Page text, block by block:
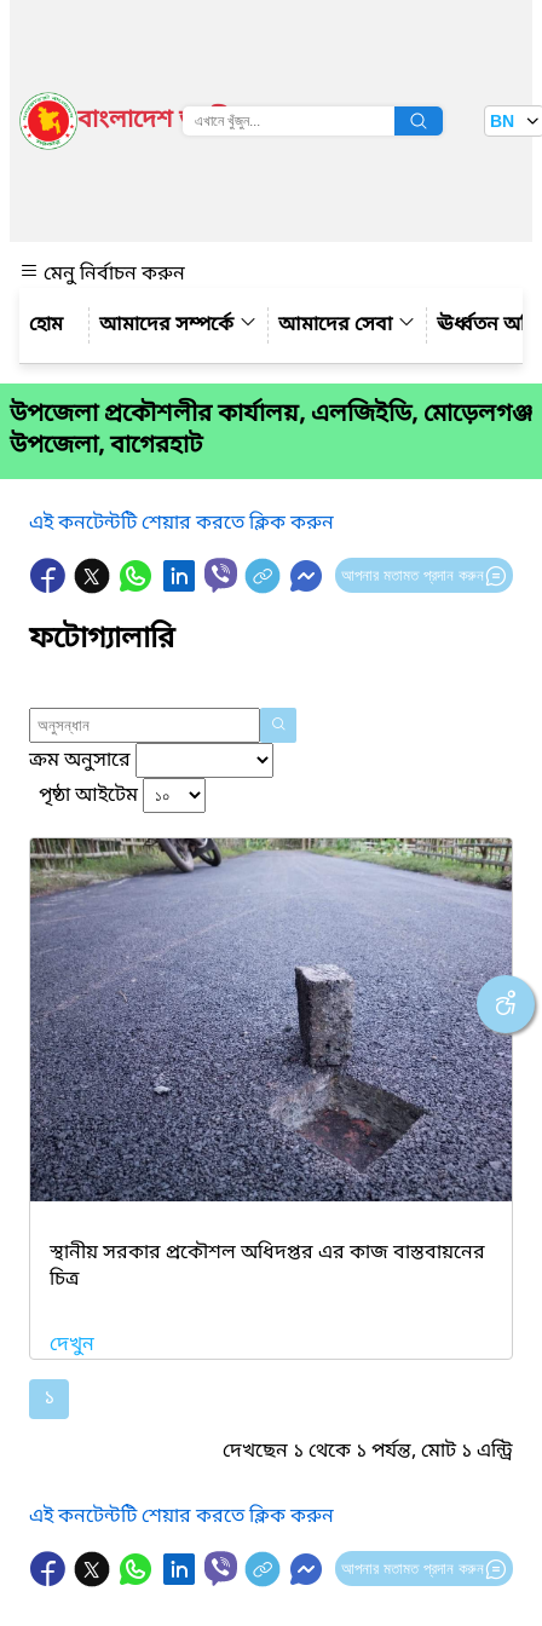
বাংলাদেশ জাতীয় তথ্য বাতায়ন BN
মেনু নির্বাচন করুন
আমাদের সম্পর্কে
আমাদের সেবা ঊর্ধ্বতন
উপজেলা প্রকৌশলীর কার্যালয়, এলজিইডি, মোড়েলগঞ্জ
উপজেলা, বাগেরহাট
এই কনটেন্টটি শেয়ার করতে ক্লিক করুন
আপনার মতামত প্রদান করুন
ফটোগ্যালারি
ক্রম অনুসারে
পৃষ্ঠা আইটেম
স্থানীয় সরকার প্রকৌশল অধিদপ্তর এর কাজ বাস্তবায়নের
চিত্র
দেখুন
১
দেখছেন ১ থেকে ১ পর্যন্ত, মোট ১ এন্ট্রি
এই কনটেন্টটি শেয়ার করতে ক্লিক করুন
আপনার মতামত প্রদান করুন